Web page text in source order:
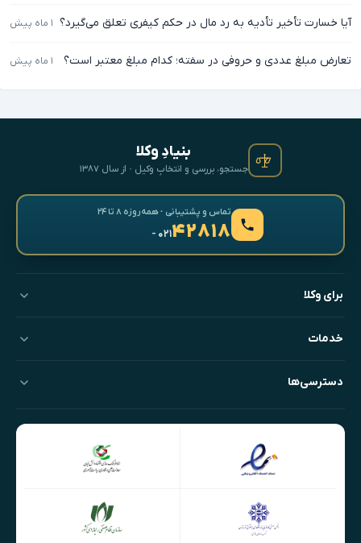
آیا خسارت تأخیر تأدیه به رد مال در حکم کیفری تعلق می‌گیرد؟ ۱ ماه پیش
تعارض مبلغ عددی و حروفی در سفته؛ کدام مبلغ معتبر است؟ ۱ ماه پیش
بنیادِ وکلا
جستجو، بررسی و انتخابِ وکیل · از سال ۱۳۸۷
تماس و پشتیبانی · همه‌روزه ۸ تا ۲۴
۴۲۸۱۸- ۰۲۱
برای وکلا
خدمات
دسترسی‌ها